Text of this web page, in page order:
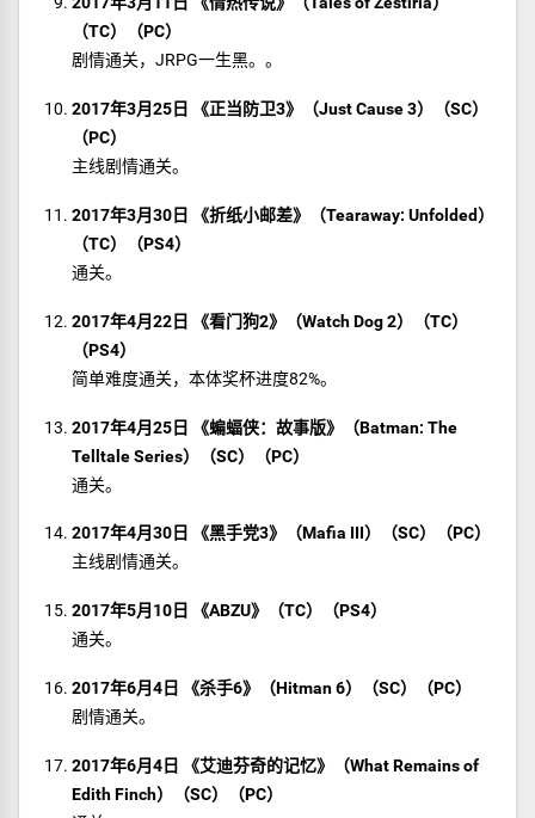
（TC）（PC）
剧情通关，JRPG一生黑。。
2017年3月25日 《正当防卫3》（Just Cause 3）（SC）
（PC）
主线剧情通关。
2017年3月30日 《折纸小邮差》（Tearaway: Unfolded）
（TC）（PS4）
通关。
2017年4月22日 《看门狗2》（Watch Dog 2）（TC）
（PS4）
简单难度通关，本体奖杯进度82%。
2017年4月25日 《蝙蝠侠：故事版》（Batman: The
Telltale Series）（SC）（PC）
通关。
2017年4月30日 《黑手党3》（Mafia III）（SC）（PC）
主线剧情通关。
2017年5月10日 《ABZU》（TC）（PS4）
通关。
2017年6月4日 《杀手6》（Hitman 6）（SC）（PC）
剧情通关。
2017年6月4日 《艾迪芬奇的记忆》（What Remains of
Edith Finch）（SC）（PC）